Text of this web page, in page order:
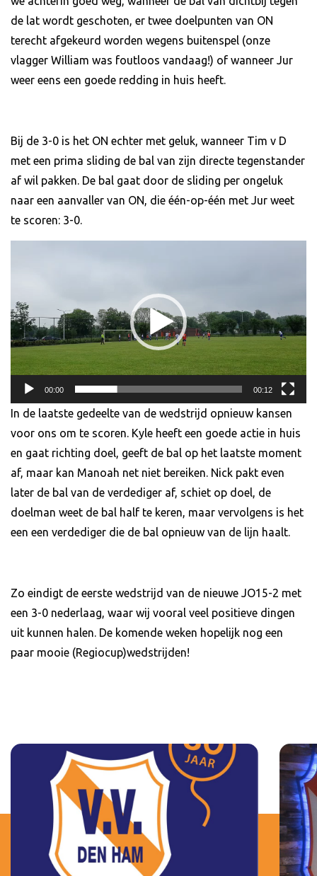
de lat wordt geschoten, er twee doelpunten van ON
terecht afgekeurd worden wegens buitenspel (onze
vlagger William was foutloos vandaag!) of wanneer Jur
weer eens een goede redding in huis heeft.
Bij de 3-0 is het ON echter met geluk, wanneer Tim v D
met een prima sliding de bal van zijn directe tegenstander
af wil pakken. De bal gaat door de sliding per ongeluk
naar een aanvaller van ON, die één-op-één met Jur weet
te scoren: 3-0.
00:00 00:12
In de laatste gedeelte van de wedstrijd opnieuw kansen
voor ons om te scoren. Kyle heeft een goede actie in huis
en gaat richting doel, geeft de bal op het laatste moment
af, maar kan Manoah net niet bereiken. Nick pakt even
later de bal van de verdediger af, schiet op doel, de
doelman weet de bal half te keren, maar vervolgens is het
een een verdediger die de bal opnieuw van de lijn haalt.
Zo eindigt de eerste wedstrijd van de nieuwe JO15-2 met
een 3-0 nederlaag, waar wij vooral veel positieve dingen
uit kunnen halen. De komende weken hopelijk nog een
paar mooie (Regiocup)wedstrijden!